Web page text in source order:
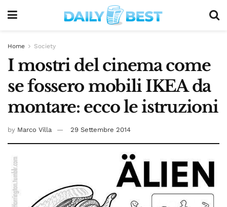
Home Society
I mostri del cinema come
se fossero mobili IKEA da
montare: ecco le istruzioni
by Marco Villa 29 Settembre 2014